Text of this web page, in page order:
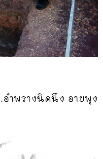
ำพรางนิดนึง อายพุง